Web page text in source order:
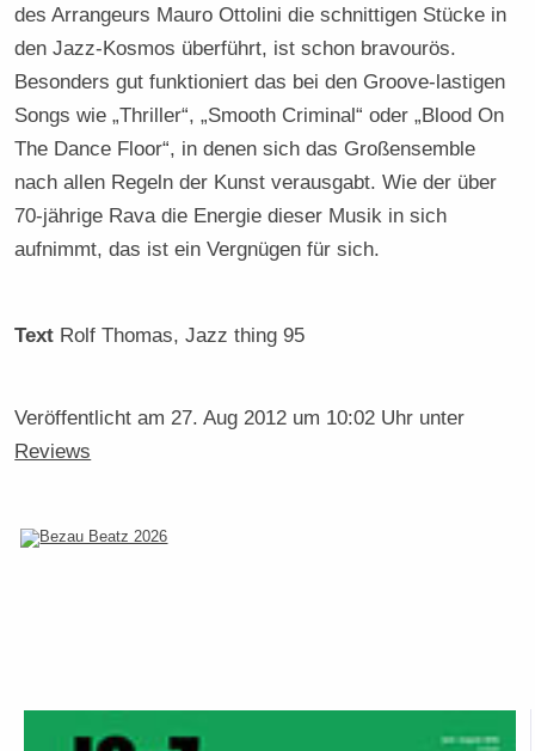
des Arrangeurs Mauro Ottolini die schnittigen Stücke in
den Jazz-Kosmos überführt, ist schon bravourös.
Besonders gut funktioniert das bei den Groove-lastigen
Songs wie „Thriller“, „Smooth Criminal“ oder „Blood On
The Dance Floor“, in denen sich das Großensemble
nach allen Regeln der Kunst verausgabt. Wie der über
70-jährige Rava die Energie dieser Musik in sich
aufnimmt, das ist ein Vergnügen für sich.
Text Rolf Thomas , Jazz thing 95
Veröffentlicht am 27. Aug 2012 um 10:02 Uhr unter
Reviews